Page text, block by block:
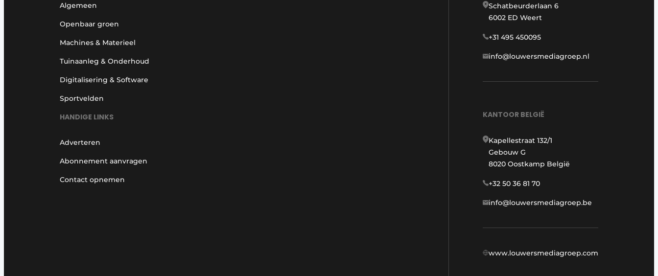
Algemeen
Openbaar groen
Machines & Materieel
Tuinaanleg & Onderhoud
Digitalisering & Software
Sportvelden
HANDIGE LINKS
Adverteren
Abonnement aanvragen
Contact opnemen
Schatbeurderlaan 6
6002 ED Weert
+31 495 450095
info@louwersmediagroep.nl
KANTOOR BELGIË
Kapellestraat 132/1
Gebouw G
8020 Oostkamp België
+32 50 36 81 70
info@louwersmediagroep.be
www.louwersmediagroep.com